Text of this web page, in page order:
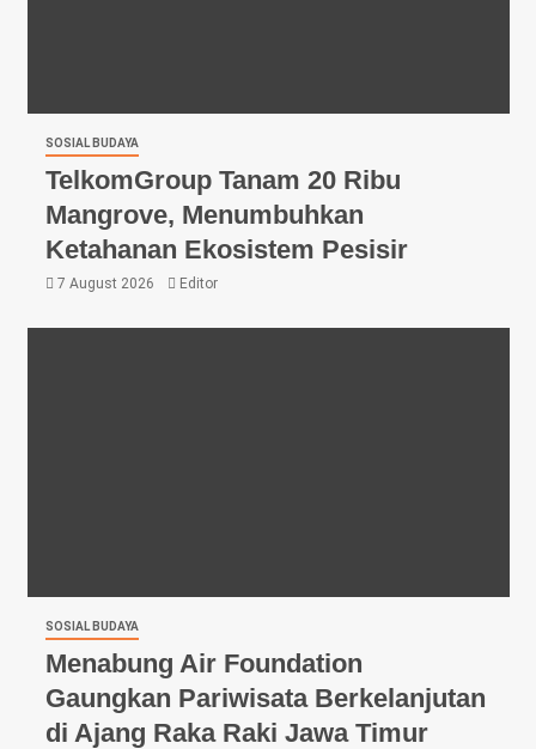
SOSIAL BUDAYA
TelkomGroup Tanam 20 Ribu
Mangrove, Menumbuhkan
Ketahanan Ekosistem Pesisir
7 August 2026 Editor
SOSIAL BUDAYA
Menabung Air Foundation
Gaungkan Pariwisata Berkelanjutan
di Ajang Raka Raki Jawa Timur